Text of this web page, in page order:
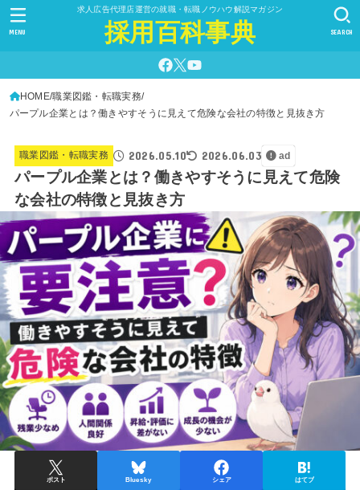
求人広告代理店運営の就職・転職ノウハウ解説マガジン
採用百科事典 SEARCH
MENU
HOME 職業図鑑・転職実務
パープル企業とは？働きやすそうに見えて危険な会社の特徴と見抜き方
職業図鑑・転職実務 2026.05.10 2026.06.03 ad
パープル企業とは？働きやすそうに見えて危険
な会社の特徴と見抜き方
ポスト Bluesky シェア はてブ